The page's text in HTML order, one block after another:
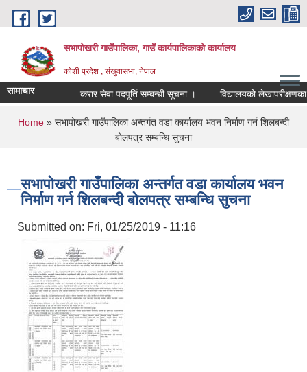
Skip to main content
सभापोखरी गाउँपालिका, गाउँ कार्यपालिकाको कार्यालय
कोशी प्रदेश , संखुवासभा, नेपाल
सामाचार करार सेवा पदपूर्ति सम्बन्धी सूचना ।
You are here
Home » सभापोखरी गाउँपालिका अन्तर्गत वडा कार्यालय भवन निर्माण गर्न शिलबन्दी
बोलपत्र सम्बन्धि सुचना
सभापोखरी गाउँपालिका अन्तर्गत वडा कार्यालय भवन
निर्माण गर्न शिलबन्दी बोलपत्र सम्बन्धि सुचना
Submitted on: Fri, 01/25/2019 - 11:16